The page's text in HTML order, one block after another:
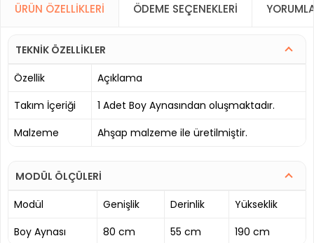
ÜRÜN ÖZELLIKLERI ÖDEME SEÇENEKLERI
TEKNİK ÖZELLİKLER
Özellik
Açıklama
Takım İçeriği
1 Adet Boy Aynasından oluşmaktadır.
Malzeme
Ahşap malzeme ile üretilmiştir.
MODÜL ÖLÇÜLERİ
Modül
Genişlik Derinlik
Yükseklik
Boy Aynası
80 cm 55 cm 190 cm